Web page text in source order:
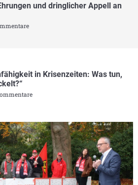
und dringlicher Appell an
in Krisenzeiten: Was tun,